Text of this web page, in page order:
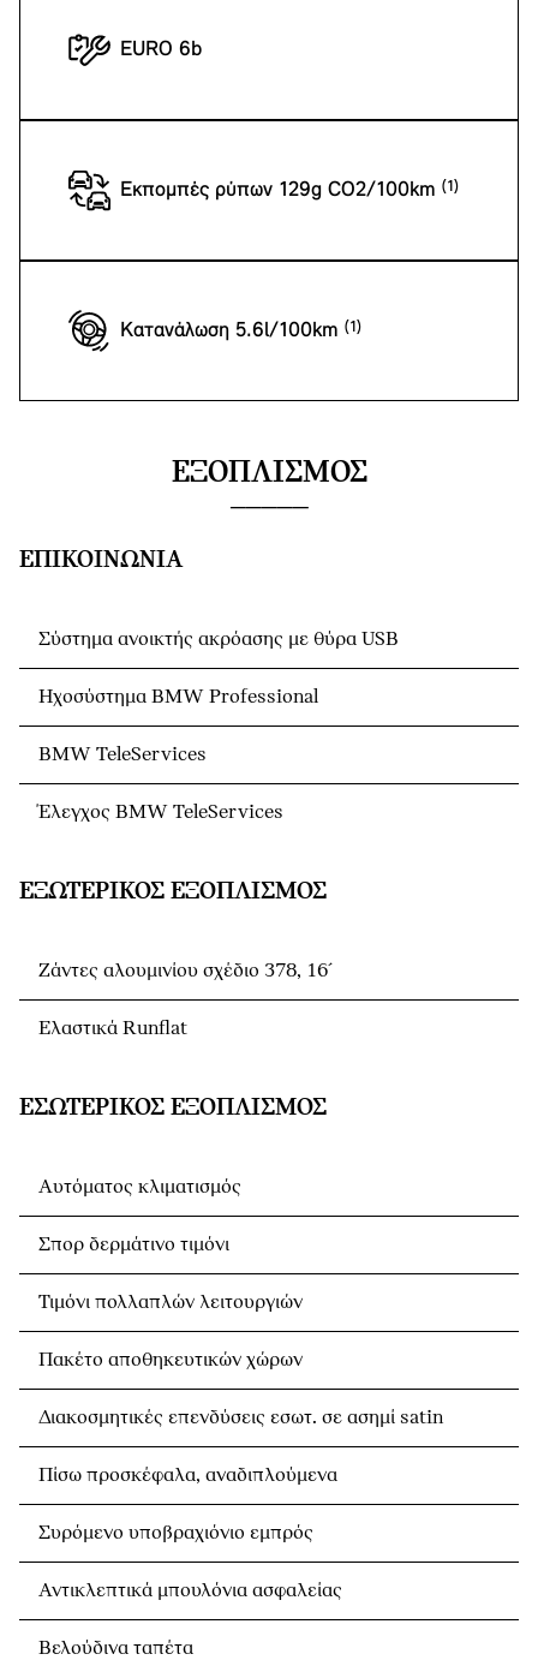
EURO 6b
Εκπομπές ρύπων 129g CO2/100km
Κατανάλωση 5.6l/100km
ΕΞΟΠΛΙΣΜΌΣ
ΕΠΙΚΟΙΝΩΝΊΑ
Σύστημα ανοικτής ακρόασης με θύρα USB
Ηχοσύστημα BMW Professional
BMW TeleServices
Έλεγχος BMW TeleServices
ΕΞΩΤΕΡΙΚΌΣ ΕΞΟΠΛΙΣΜΌΣ
Ζάντες αλουμινίου σχέδιο 378, 16´
Ελαστικά Runflat
ΕΣΩΤΕΡΙΚΌΣ ΕΞΟΠΛΙΣΜΌΣ
Αυτόματος κλιματισμός
Σπορ δερμάτινο τιμόνι
Τιμόνι πολλαπλών λειτουργιών
Πακέτο αποθηκευτικών χώρων
Διακοσμητικές επενδύσεις εσωτ. σε ασημί satin
Πίσω προσκέφαλα, αναδιπλούμενα
Συρόμενο υποβραχιόνιο εμπρός
Αντικλεπτικά μπουλόνια ασφαλείας
Βελούδινα ταπέτα